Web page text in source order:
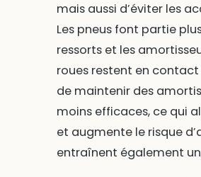
mais aussi d’éviter les
Les pneus font partie
ressorts et les
roues restent en
de maintenir des
moins efficaces, ce qui
et augmente le risque
entraînent également